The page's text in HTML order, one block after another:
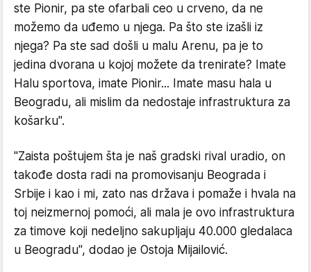
ste Pionir, pa ste ofarbali ceo u crveno, da ne
možemo da uđemo u njega. Pa što ste izašli iz
njega? Pa ste sad došli u malu Arenu, pa je to
jedina dvorana u kojoj možete da trenirate? Imate
Halu sportova, imate Pionir... Imate masu hala u
Beogradu, ali mislim da nedostaje infrastruktura za
košarku".
"Zaista poštujem šta je naš gradski rival uradio, on
takođe dosta radi na promovisanju Beograda i
Srbije i kao i mi, zato nas država i pomaže i hvala na
toj neizmernoj pomoći, ali mala je ovo infrastruktura
za timove koji nedeljno sakupljaju 40.000 gledalaca
u Beogradu", dodao je Ostoja Mijailović.